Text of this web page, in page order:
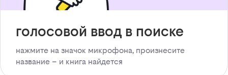
голосовой ввод в поиске
нажмите на значок микрофона, произнесите
название – и книга найдется